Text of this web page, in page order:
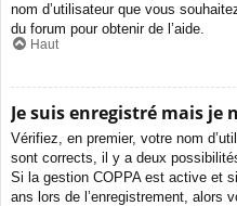
nom d’utilisateur que vous
du forum pour obtenir de l’aide.
Haut
Je suis enregistré mais je
Vérifiez, en premier, votre nom
sont corrects, il y a deux
Si la gestion COPPA est active et
ans lors de l’enregistrement, alors